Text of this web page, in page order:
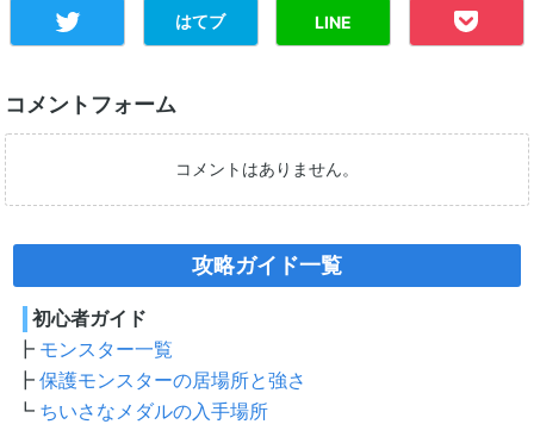
はてブ LINE
コメントフォーム
コメントはありません。
攻略ガイド一覧
初心者ガイド
モンスター一覧
保護モンスターの居場所と強さ
ちいさなメダルの入手場所